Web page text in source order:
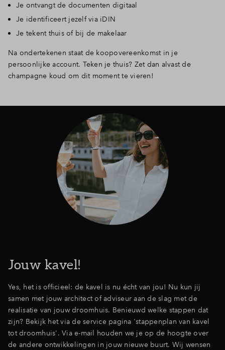
Je ontvangt de documenten digitaal
Je identificeert jezelf via iDIN
Je tekent thuis of bij de makelaar
Na ondertekenen staat de koopovereenkomst in je
persoonlijke account. Teken je thuis? Zet dan alvast de
champagne koud om dit moment te vieren!
Jouw kavel!
Yes, het is officieel: de kavel is nu écht van jou! Nu kun jij
samen met jouw architect of adviseur aan de slag met de
realisatie van jouw droomhuis. Benieuwd welke stappen dat
zijn? Bekijk het via de service pagina 'stappenplan van kavel
tot droomhuis'. Via e-mail houden we je op de hoogte over
de andere ontwikkelingen in jouw nieuwe buurt. Wij wensen